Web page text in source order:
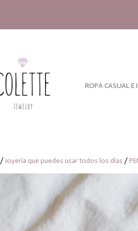
ROPA CASUAL E
/Joyería que puedes usar todos los días /